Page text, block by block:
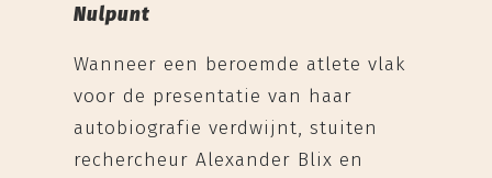
Nulpunt
Wanneer een beroemde atlete vlak
voor de presentatie van haar
autobiografie verdwijnt, stuiten
rechercheur Alexander Blix en